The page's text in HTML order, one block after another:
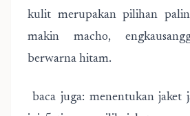
kulit merupakan pilihan
makin macho,
berwarna hitam.
baca juga: menentukan jaket